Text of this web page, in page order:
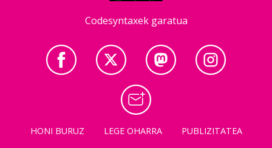
Codesyntaxek garatua
HONI BURUZ LEGE OHARRA PUBLIZITATEA